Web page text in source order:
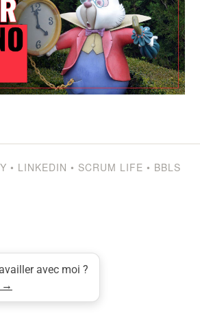
• LINKEDIN • SCRUM LIFE • BBLS
avec moi ?
→